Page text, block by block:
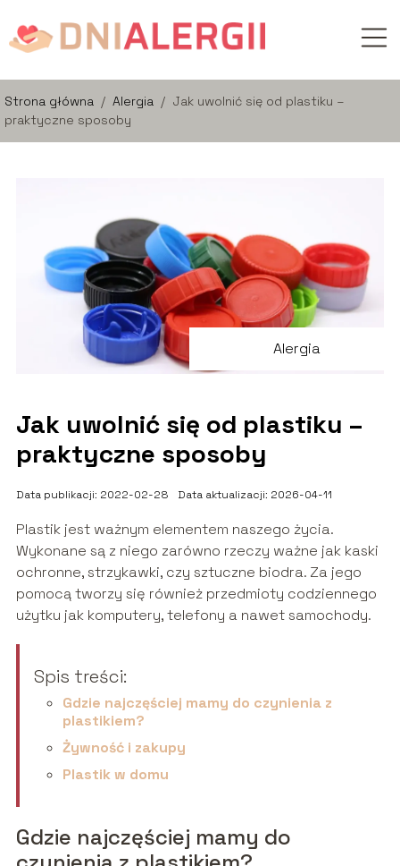
Strona główna / Alergia / Jak uwolnić się od plastiku –
praktyczne sposoby
Alergia
Jak uwolnić się od plastiku –
praktyczne sposoby
Data publikacji: 2022-02-28 Data aktualizacji: 2026-04-11
Plastik jest ważnym elementem naszego życia.
Wykonane są z niego zarówno rzeczy ważne jak kaski
ochronne, strzykawki, czy sztuczne biodra. Za jego
pomocą tworzy się również przedmioty codziennego
użytku jak komputery, telefony a nawet samochody.
Spis treści:
Gdzie najczęściej mamy do czynienia z
plastikiem?
Żywność i zakupy
Plastik w domu
Gdzie najczęściej mamy do